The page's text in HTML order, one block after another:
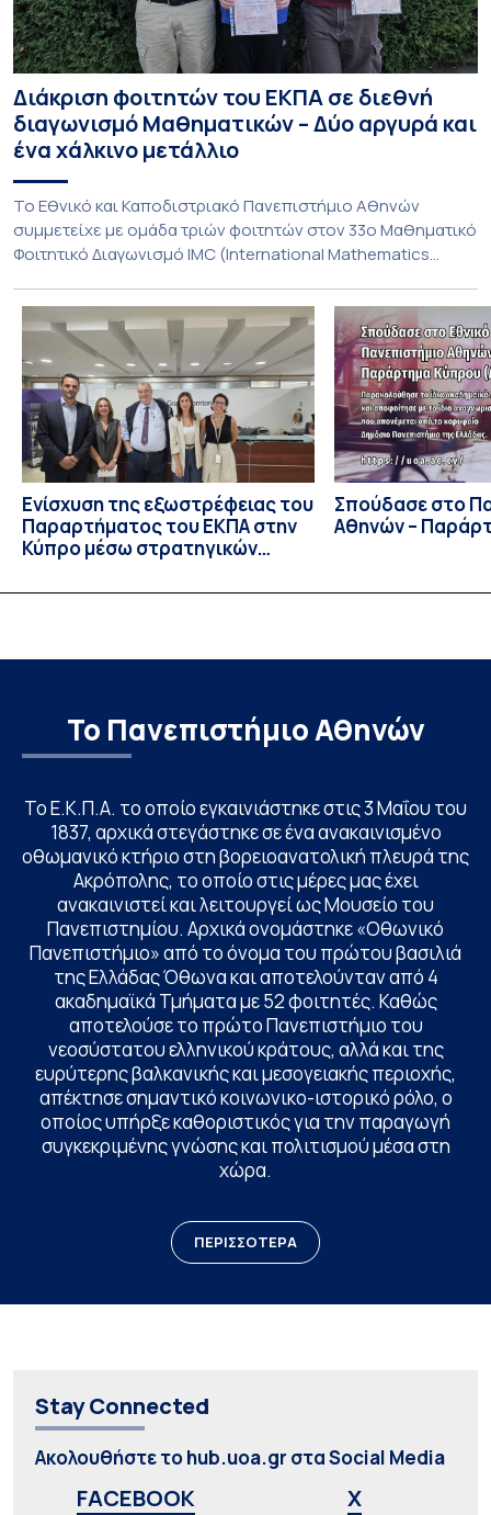
Διάκριση φοιτητών του ΕΚΠΑ σε διεθνή
διαγωνισμό Μαθηματικών – Δύο αργυρά και
ένα χάλκινο μετάλλιο
To Εθνικό και Καποδιστριακό Πανεπιστήμιο Αθηνών
συμμετείχε με ομάδα τριών φοιτητών στον 33ο Μαθηματικό
Φοιτητικό Διαγωνισμό IMC (International Mathematics
Ιουλίου στο Blagoevgrad της Βουλγαρίας. Σε αυτόν
συμμετείχαν 447 φοιτητές εκπροσωπώντας 135
πανεπιστήμια από 46 χώρες. Από την Ελλάδα, συμμετείχαν
επίσης το Εθνικό Μετσόβιο Πολυτεχνείο, το Αριστοτέλειο
Πανεπιστήμιο […]
Ενίσχυση της εξωστρέφειας του
Παραρτήματος του ΕΚΠΑ στην
Κύπρο μέσω στρατηγικών
Σπούδασε στο
Αθηνών –
Το Πανεπιστήμιο Αθηνών
Το Ε.Κ.Π.Α. το οποίο εγκαινιάστηκε στις 3 Μαΐου του
1837, αρχικά στεγάστηκε σε ένα ανακαινισμένο
οθωμανικό κτήριο στη βορειοανατολική πλευρά της
Ακρόπολης, το οποίο στις μέρες μας έχει
ανακαινιστεί και λειτουργεί ως Μουσείο του
Πανεπιστημίου. Αρχικά ονομάστηκε «Οθωνικό
Πανεπιστήμιο» από το όνομα του πρώτου βασιλιά
της Ελλάδας Όθωνα και αποτελούνταν από 4
ακαδημαϊκά Τμήματα με 52 φοιτητές. Καθώς
αποτελούσε το πρώτο Πανεπιστήμιο του
νεοσύστατου ελληνικού κράτους, αλλά και της
ευρύτερης βαλκανικής και μεσογειακής περιοχής,
απέκτησε σημαντικό κοινωνικο-ιστορικό ρόλο, ο
οποίος υπήρξε καθοριστικός για την παραγωγή
συγκεκριμένης γνώσης και πολιτισμού μέσα στη
χώρα.
ΠΕΡΙΣΣΟΤΕΡΑ
Stay Connected
Ακολουθήστε το hub.uoa.gr στα Social Media
FACEBOOK
X